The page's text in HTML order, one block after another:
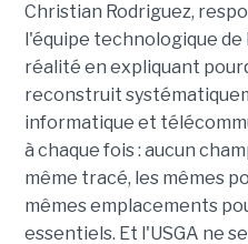
Christian Rodriguez,
l'équipe technologique
réalité en expliquant
reconstruit
informatique et
à chaque fois : aucun
même tracé, les mêmes
mêmes emplacements
essentiels. Et l'USGA ne